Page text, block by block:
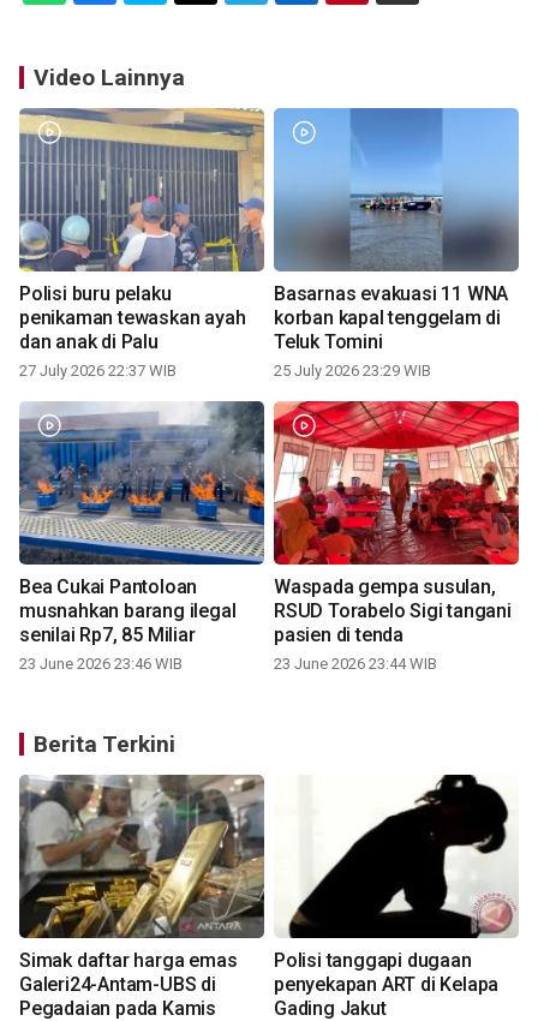
Video Lainnya
Polisi buru pelaku
penikaman tewaskan ayah
dan anak di Palu
27 July 2026 22:37 WIB
Basarnas evakuasi 11 WNA
korban kapal tenggelam di
Teluk Tomini
25 July 2026 23:29 WIB
Bea Cukai Pantoloan
musnahkan barang ilegal
senilai Rp7, 85 Miliar
23 June 2026 23:46 WIB
Waspada gempa susulan,
RSUD Torabelo Sigi tangani
pasien di tenda
23 June 2026 23:44 WIB
Berita Terkini
Simak daftar harga emas
Galeri24-Antam-UBS di
Pegadaian pada Kamis
Polisi tanggapi dugaan
penyekapan ART di Kelapa
Gading Jakut